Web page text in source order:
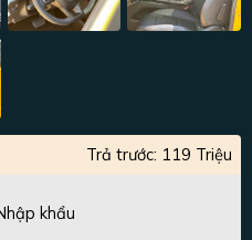
Trả trước: 119 Triệu
khẩu